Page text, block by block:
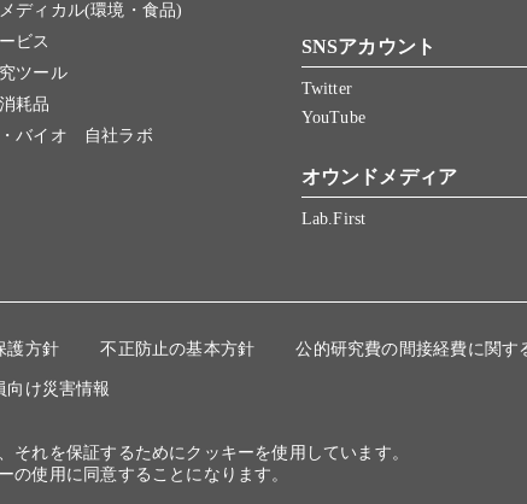
ディカル(環境・食品)
ビス
ツール
耗品
バイオ 自社ラボ
SNSアカウント
Twitter
YouTube
オウンドメディア
Lab.First
護方針 不正防止の基本方針 公的研究費の間接経費に関す
向け災害情報
れを保証するためにクッキーを使用しています。
使用に同意することになります。